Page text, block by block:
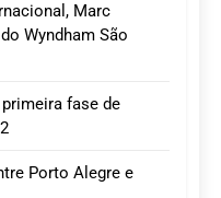
Marc
Wyndham São
fase de
Porto Alegre e